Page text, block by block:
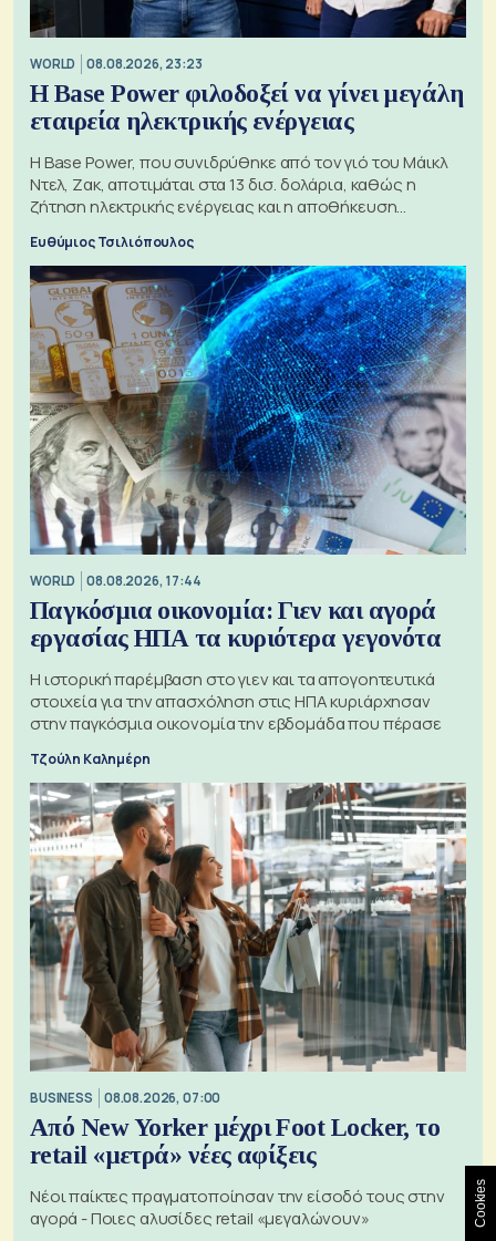
WORLD 08.08.2026, 23:23
Η Base Power φιλοδοξεί να γίνει μεγάλη
εταιρεία ηλεκτρικής ενέργειας
Η Base Power, που συνιδρύθηκε από τον γιό του Μάικλ
Ντελ, Ζακ, αποτιμάται στα 13 δισ. δολάρια, καθώς η
ζήτηση ηλεκτρικής ενέργειας και η αποθήκευση
Ευθύμιος Τσιλιόπουλος
WORLD 08.08.2026, 17:44
Παγκόσμια οικονομία: Γιεν και αγορά
εργασίας ΗΠΑ τα κυριότερα γεγονότα
Η ιστορική παρέμβαση στο γιεν και τα απογοητευτικά
στοιχεία για την απασχόληση στις ΗΠΑ κυριάρχησαν
στην παγκόσμια οικονομία την εβδομάδα που πέρασε
Τζούλη Καλημέρη
BUSINESS 08.08.2026, 07:00
Από New Yorker μέχρι Foot Locker, το
retail «μετρά» νέες αφίξεις
Νέοι παίκτες πραγματοποίησαν την είσοδό τους στην
αγορά - Ποιες αλυσίδες retail «μεγαλώνουν»
Cookies